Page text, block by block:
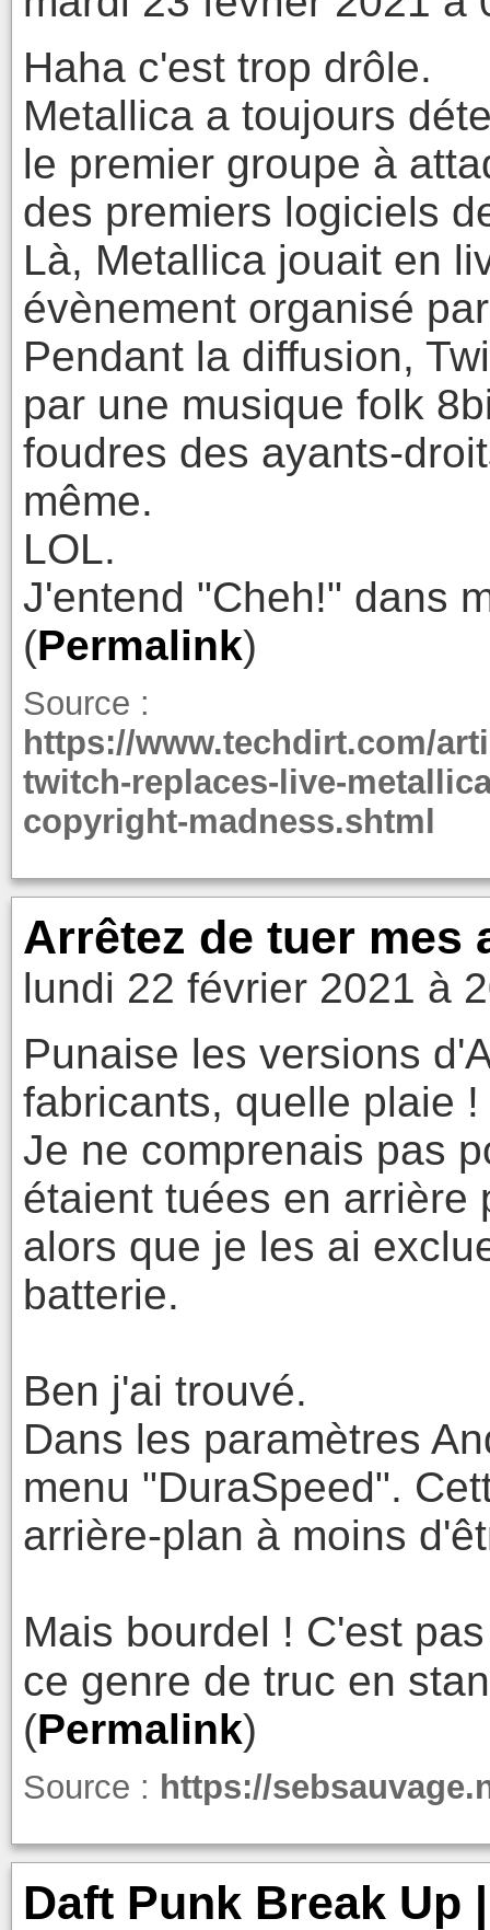
Haha c'est trop drôle.
Metallica a toujours
le premier groupe à
des premiers logiciels
Là, Metallica jouait en
évènement organisé
Pendant la diffusion,
par une musique folk
foudres des ayants-
même.
LOL.
J'entend "Cheh!" dans
(Permalink)
Source :
https://www.techdirt.com/
twitch-replaces-live-
copyright-madness.shtml
Arrêtez de tuer mes
lundi 22 février 2021 à
Punaise les versions
fabricants, quelle plaie !
Je ne comprenais pas
étaient tuées en arrière
alors que je les ai
batterie.
Ben j'ai trouvé.
Dans les paramètres
menu "DuraSpeed".
arrière-plan à moins
Mais bourdel ! C'est
ce genre de truc en
(Permalink)
Source : https://
Daft Punk Break Up